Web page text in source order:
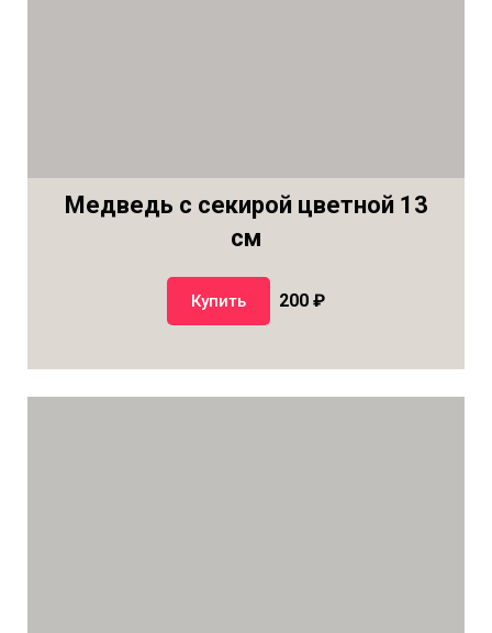
Медведь с секирой цветной 13
см
Купить 200 ₽